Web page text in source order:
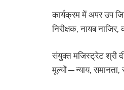
कार्यक्रम में अपर उप
निरीक्षक, नायब
संयुक्त मजिस्ट्रेट श्री
मूल्यों—न्याय,